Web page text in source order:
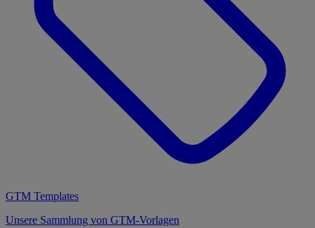
GTM Templates
Unsere Sammlung von GTM-Vorlagen